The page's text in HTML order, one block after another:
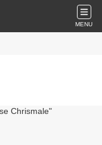
MENU